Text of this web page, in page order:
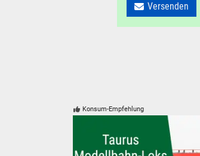
Versenden
Konsum-Empfehlung